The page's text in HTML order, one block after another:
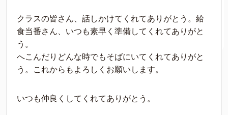
クラスの皆さん、話しかけてくれてありがとう。給
食当番さん、いつも素早く準備してくれてありがと
う。
へこんだりどんな時でもそばにいてくれてありがと
う。これからもよろしくお願いします。
いつも仲良くしてくれてありがとう。